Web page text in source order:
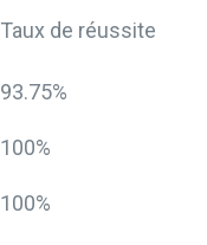
Taux de réussite
93.75%
100%
100%